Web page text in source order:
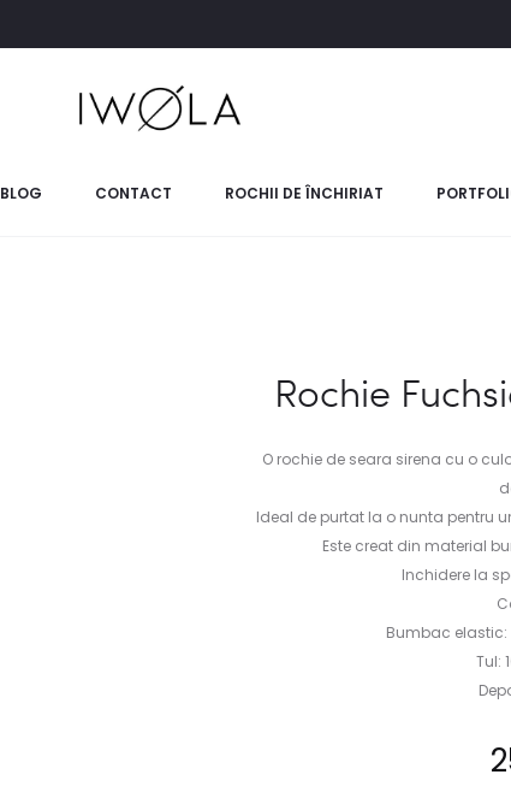
BLOG CONTACT ROCHII DE ÎNCHIRIAT
Rochie
O rochie de seara sirena cu o
Ideal de purtat la o nunta pentru
Este creat din material
Inchidere la
Bumbac elastic:
Tul: